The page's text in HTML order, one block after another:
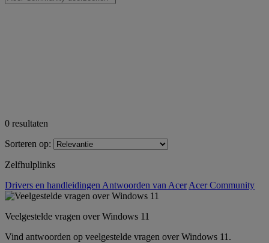
0 resultaten
Sorteren op:
Zelfhulplinks
Drivers en handleidingen Antwoorden van Acer Acer Community
Veelgestelde vragen over Windows 11
Vind antwoorden op veelgestelde vragen over Windows 11.